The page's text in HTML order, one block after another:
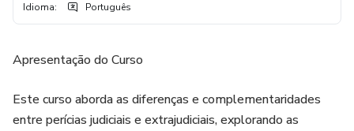
Idioma: Português
Apresentação do Curso
Este curso aborda as diferenças e complementaridades
entre perícias judiciais e extrajudiciais, explorando as